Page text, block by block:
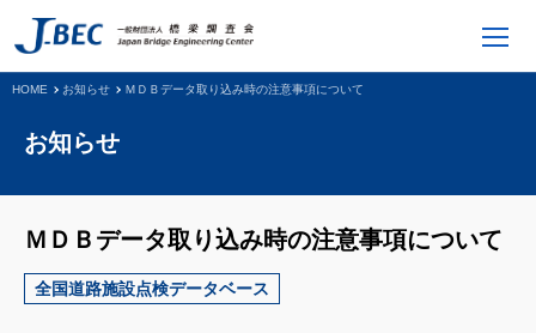
HOME お知らせ ＭＤＢデータ取り込み時の注意事項について
お知らせ
ＭＤＢデータ取り込み時の注意事項について
全国道路施設点検データベース